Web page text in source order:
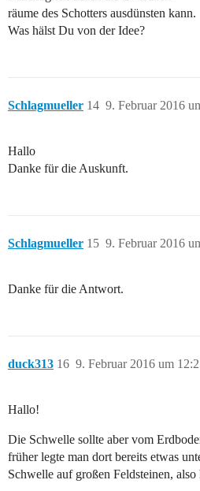
räume des Schotters ausdünsten kann.
Was hälst Du von der Idee?
Schlagmueller 9. Februar 2016
14
Hallo
Danke für die Auskunft.
Schlagmueller 9. Februar 2016
15
Danke für die Antwort.
duck313 9. Februar 2016 um
16
Hallo!
Die Schwelle sollte aber vom
früher legte man dort bereits etwas
Schwelle auf großen Feldsteinen,